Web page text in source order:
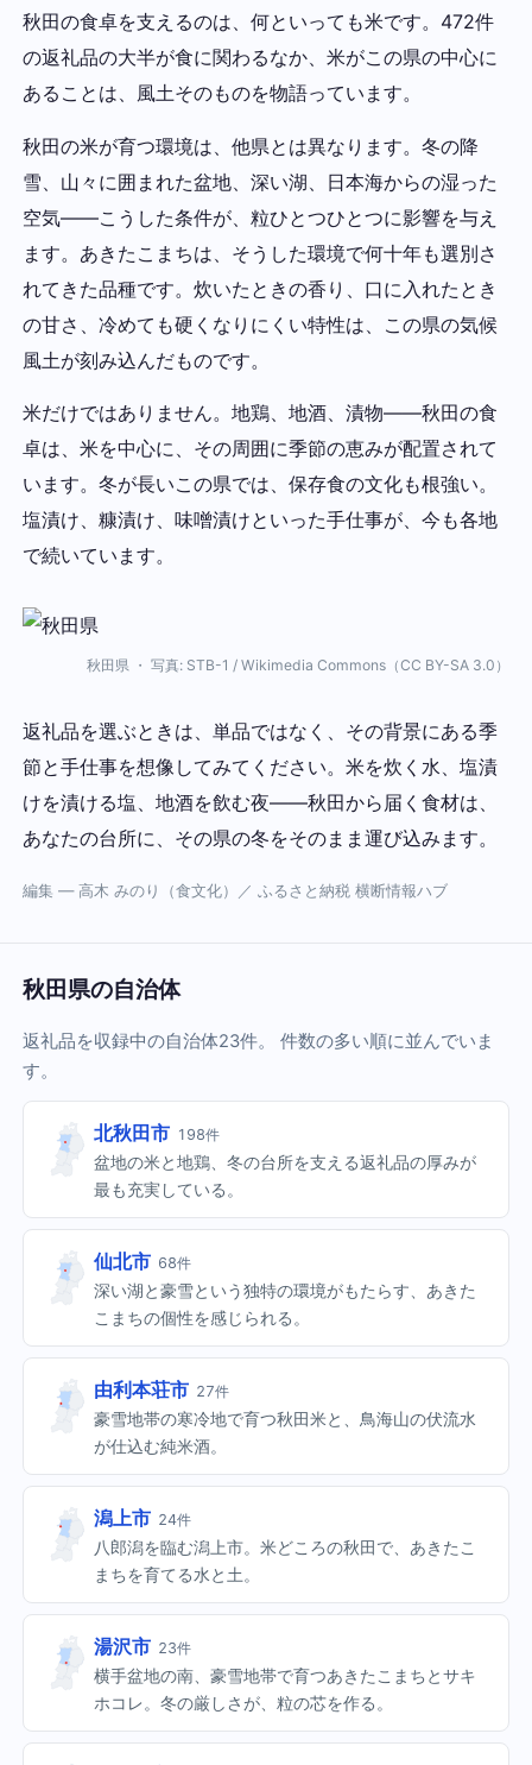
秋田の食卓を支えるのは、何といっても米です。472件
の返礼品の大半が食に関わるなか、米がこの県の中心に
あることは、風土そのものを物語っています。
秋田の米が育つ環境は、他県とは異なります。冬の降
雪、山々に囲まれた盆地、深い湖、日本海からの湿った
空気——こうした条件が、粒ひとつひとつに影響を与え
ます。あきたこまちは、そうした環境で何十年も選別さ
れてきた品種です。炊いたときの香り、口に入れたとき
の甘さ、冷めても硬くなりにくい特性は、この県の気候
風土が刻み込んだものです。
米だけではありません。地鶏、地酒、漬物——秋田の食
卓は、米を中心に、その周囲に季節の恵みが配置されて
います。冬が長いこの県では、保存食の文化も根強い。
塩漬け、糠漬け、味噌漬けといった手仕事が、今も各地
で続いています。
秋田県 ・ 写真: STB-1 / Wikimedia Commons（CC BY-SA 3.0）
返礼品を選ぶときは、単品ではなく、その背景にある季
節と手仕事を想像してみてください。米を炊く水、塩漬
けを漬ける塩、地酒を飲む夜——秋田から届く食材は、
あなたの台所に、その県の冬をそのまま運び込みます。
編集 — 高木 みのり（食文化）／ ふるさと納税 横断情報ハブ
秋田県の自治体
返礼品を収録中の自治体23件。 件数の多い順に並んでいま
す。
北秋田市 198件
盆地の米と地鶏、冬の台所を支える返礼品の厚みが
最も充実している。
仙北市 68件
深い湖と豪雪という独特の環境がもたらす、あきた
こまちの個性を感じられる。
由利本荘市 27件
豪雪地帯の寒冷地で育つ秋田米と、鳥海山の伏流水
が仕込む純米酒。
潟上市 24件
八郎潟を臨む潟上市。米どころの秋田で、あきたこ
まちを育てる水と土。
湯沢市 23件
横手盆地の南、豪雪地帯で育つあきたこまちとサキ
ホコレ。冬の厳しさが、粒の芯を作る。